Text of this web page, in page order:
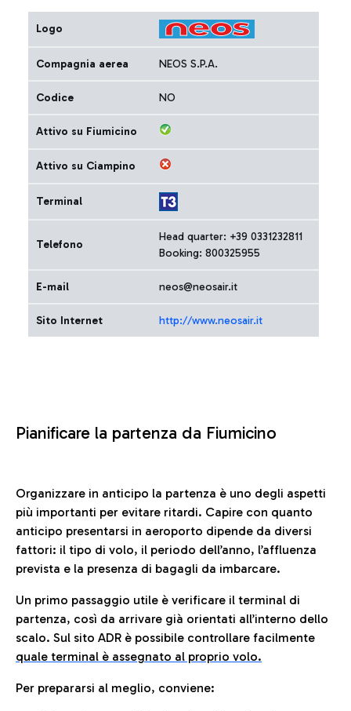
Logo
Compagnia aerea NEOS S.P.A.
Codice NO
Attivo su Fiumicino
Attivo su Ciampino
Terminal
Telefono
Head quarter: +39 0331232811
Booking: 800325955
E-mail neos@neosair.it
Sito Internet http://www.neosair.it
Pianificare la partenza da Fiumicino
Organizzare in anticipo la partenza è uno degli aspetti
più importanti per evitare ritardi. Capire con quanto
anticipo presentarsi in aeroporto dipende da diversi
fattori: il tipo di volo, il periodo dell’anno, l’affluenza
prevista e la presenza di bagagli da imbarcare.
Un primo passaggio utile è verificare il terminal di
partenza, così da arrivare già orientati all’interno dello
scalo. Sul sito ADR è possibile controllare facilmente
quale terminal è assegnato al proprio volo.
Per prepararsi al meglio, conviene: